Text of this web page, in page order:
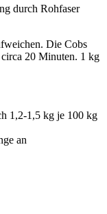
durch Rohfaser
Die Cobs
20 Minuten. 1 kg
1,2-1,5 kg je 100 kg
an